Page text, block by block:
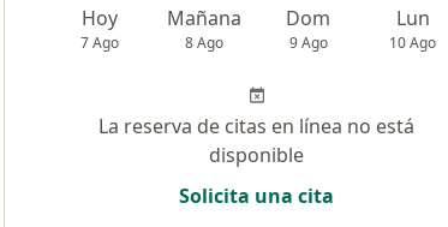
Hoy
7 Ago
Mañana
8 Ago
Dom
9 Ago
Lun
10 Ago
La reserva de citas en línea no está
disponible
Solicita una cita